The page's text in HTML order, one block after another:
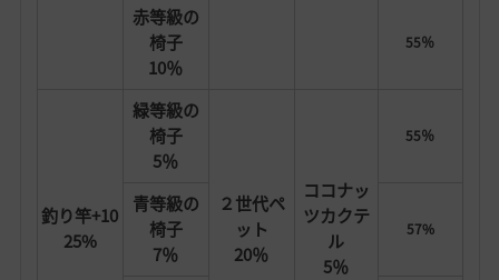
赤等級の
椅子
10％
55％
釣り竿+10
25%
緑等級の
椅子
5％
２世代ペ
ット
20％
ココナッ
ツカクテ
ル
5％
55％
青等級の
椅子
7％
57%